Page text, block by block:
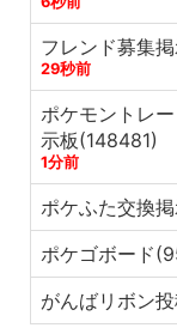
フレンド募集
29秒前
ポケモントレ
示板(148481)
1分前
ポケふた交換
ポケゴボード
がんばリボン